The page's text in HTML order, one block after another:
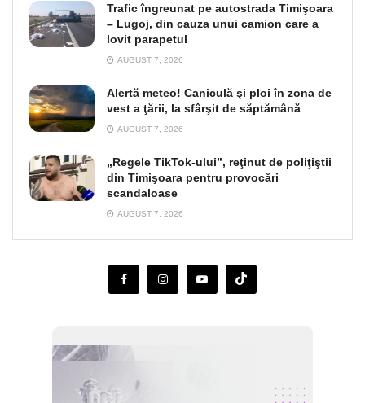
Trafic îngreunat pe autostrada Timişoara
– Lugoj, din cauza unui camion care a
lovit parapetul
AUGUST 7, 2026
Alertă meteo! Caniculă şi ploi în zona de
vest a ţării, la sfârşit de săptămână
AUGUST 7, 2026
„Regele TikTok-ului”, reţinut de poliţiştii
din Timişoara pentru provocări
scandaloase
AUGUST 7, 2026